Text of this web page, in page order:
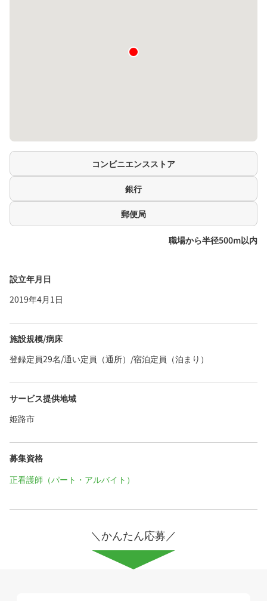
コンビニエンスストア
銀行
郵便局
職場から半径500m以内
設立年月日
2019年4月1日
施設規模/病床
登録定員29名/通い定員（通所）/宿泊定員（泊まり）
サービス提供地域
姫路市
募集資格
正看護師（パート・アルバイト）
＼かんたん応募／